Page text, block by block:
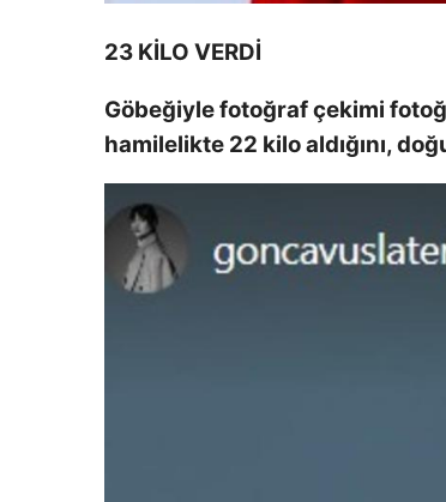
23 KİLO VERDİ
Göbeğiyle fotoğraf çekimi
hamilelikte 22 kilo aldığını,